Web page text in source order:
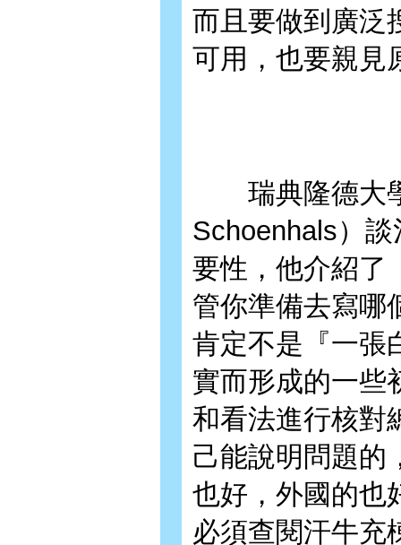
而且要做到廣泛
可用，也要親見
瑞典隆德大學
Schoenhals）
要性，他介紹了
管你準備去寫哪
肯定不是『一張
實而形成的一些
和看法進行核對
己能說明問題的
也好，外國的也
必須查閱汗牛充